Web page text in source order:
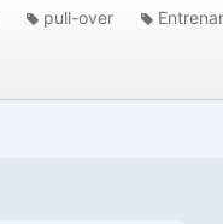
pull-over